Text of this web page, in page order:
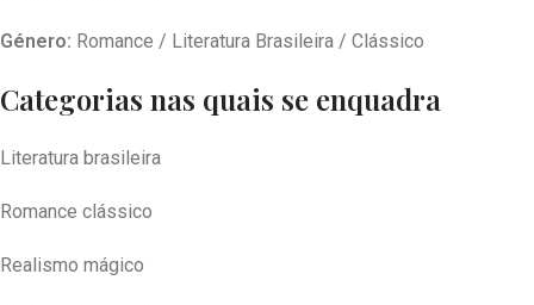
Género: Romance / Literatura Brasileira / Clássico
Categorias nas quais se enquadra
Literatura brasileira
Romance clássico
Realismo mágico